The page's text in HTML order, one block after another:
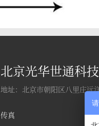
北京光华世通科
地址：北京市朝阳区八里庄远
传真